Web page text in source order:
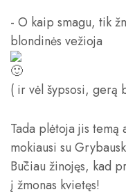
- O kaip smagu, tik
blondinės vežioja
( ir vėl šypsosi, gerą
Tada plėtoja jis
mokiausi su
Būčiau žinojęs, kad
į žmonas kvietęs!